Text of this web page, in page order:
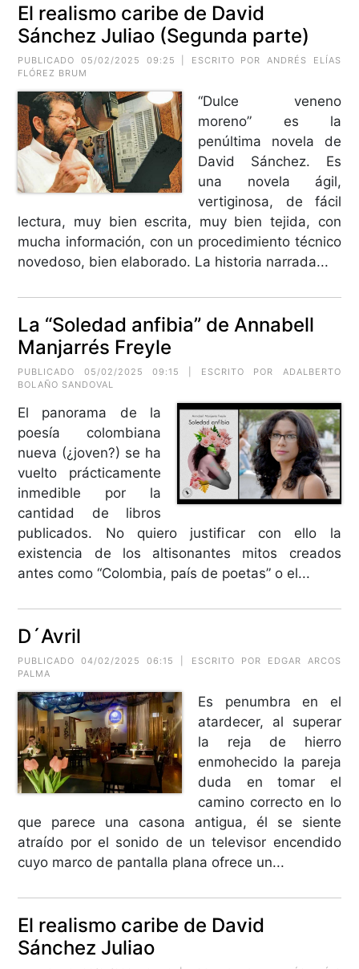
El realismo caribe de David
Sánchez Juliao (Segunda parte)
PUBLICADO 05/02/2025 09:25 | ESCRITO POR ANDRÉS ELÍAS
FLÓREZ BRUM
“Dulce veneno
moreno” es la
penúltima novela de
David Sánchez. Es
una novela ágil,
vertiginosa, de fácil
lectura, muy bien escrita, muy bien tejida, con
mucha información, con un procedimiento técnico
novedoso, bien elaborado. La historia narrada...
La “Soledad anfibia” de Annabell
Manjarrés Freyle
PUBLICADO 05/02/2025 09:15 | ESCRITO POR ADALBERTO
BOLAÑO SANDOVAL
El panorama de la
poesía colombiana
nueva (¿joven?) se ha
vuelto prácticamente
inmedible por la
cantidad de libros
publicados. No quiero justificar con ello la
existencia de los altisonantes mitos creados
antes como “Colombia, país de poetas” o el...
D´Avril
PUBLICADO 04/02/2025 06:15 | ESCRITO POR EDGAR ARCOS
PALMA
Es penumbra en el
atardecer, al superar
la reja de hierro
enmohecido la pareja
duda en tomar el
camino correcto en lo
que parece una casona antigua, él se siente
atraído por el sonido de un televisor encendido
cuyo marco de pantalla plana ofrece un...
El realismo caribe de David
Sánchez Juliao